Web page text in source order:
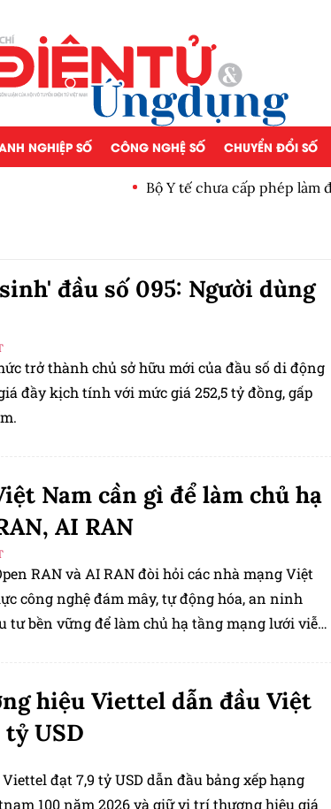
NGHIỆP SỐ CÔNG NGHỆ SỐ CHUYỂN ĐỔI SỐ
Bộ Y tế chưa cấp phép làm
đầu số 095: Người dùng
trở thành chủ sở hữu mới của đầu số di động
đầy kịch tính với mức giá 252,5 tỷ đồng, gấp
Nam cần gì để làm chủ hạ
AI RAN
RAN và AI RAN đòi hỏi các nhà mạng Việt
công nghệ đám mây, tự động hóa, an ninh
tư bền vững để làm chủ hạ tầng mạng lưới viễn
hiệu Viettel dẫn đầu Việt
tỷ USD
đạt 7,9 tỷ USD dẫn đầu bảng xếp hạng
100 năm 2026 và giữ vị trí thương hiệu giá